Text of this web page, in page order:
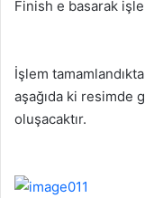
Finish e basarak
İşlem
aşağıda ki resimde
oluşacaktır.